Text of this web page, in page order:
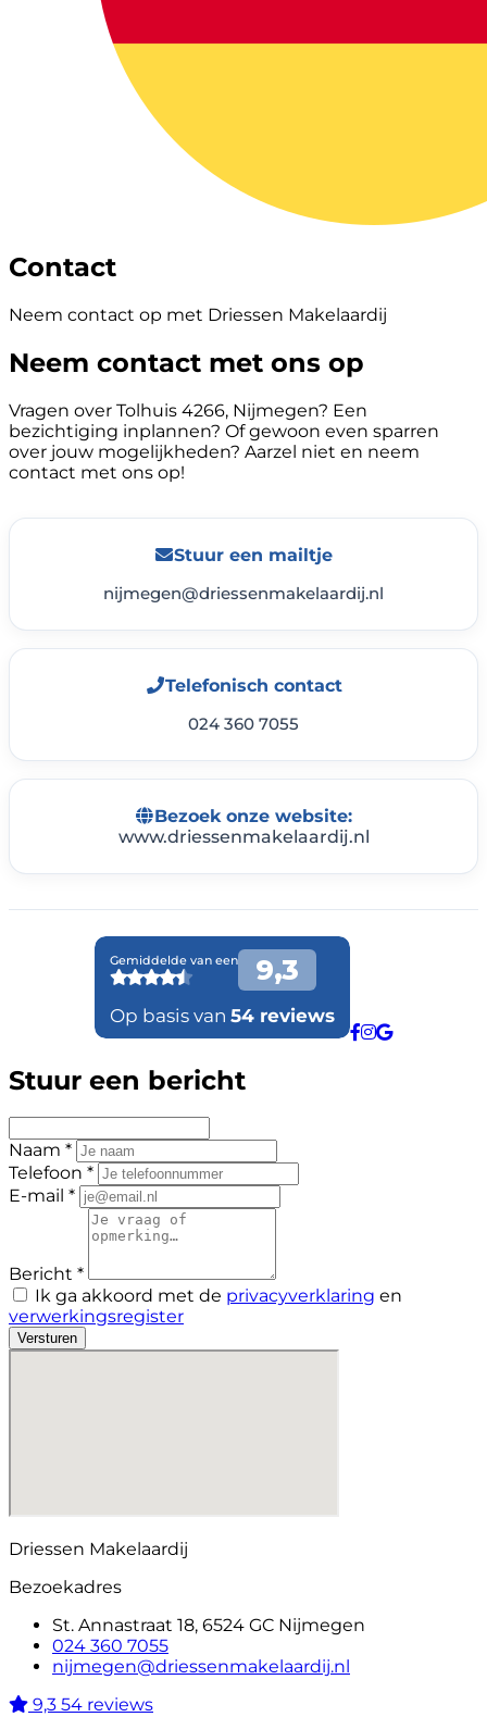
Contact
Neem contact op met Driessen Makelaardij
Neem contact met ons op
Vragen over Tolhuis 4266, Nijmegen? Een
bezichtiging inplannen? Of gewoon even sparren
over jouw mogelijkheden? Aarzel niet en neem
contact met ons op!
Stuur een mailtje
nijmegen@driessenmakelaardij.nl
Telefonisch contact
024 360 7055
Bezoek onze website:
www.driessenmakelaardij.nl
Stuur een bericht
Naam *
Telefoon *
E-mail *
Bericht *
Ik ga akkoord met de privacyverklaring en
verwerkingsregister
Versturen
Driessen Makelaardij
Bezoekadres
St. Annastraat 18, 6524 GC Nijmegen
024 360 7055
nijmegen@driessenmakelaardij.nl
9,3 54 reviews